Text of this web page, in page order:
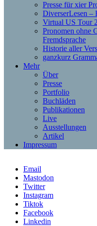
Presse für xier
DiverserLesen –
Virtual US Tour
Pronomen ohne
Fremdsprache
Historie aller
ganzkurz
Mehr
Über
Presse
Portfolio
Buchläden
Publikationen
Live
Ausstellungen
Artikel
Impressum
Email
Mastodon
Twitter
Instagram
Tiktok
Facebook
Linkedin